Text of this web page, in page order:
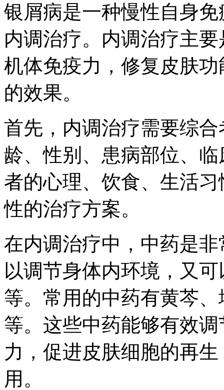
银屑病是一种慢性自身
内调治疗。内调治疗主
机体免疫力，修复皮肤
的效果。
首先，内调治疗需要综
龄、性别、患病部位、
者的心理、饮食、生活
性的治疗方案。
在内调治疗中，中药是
以调节身体内环境，又
等。常用的中药有黄芩
等。这些中药能够有效
力，促进皮肤细胞的再
用。